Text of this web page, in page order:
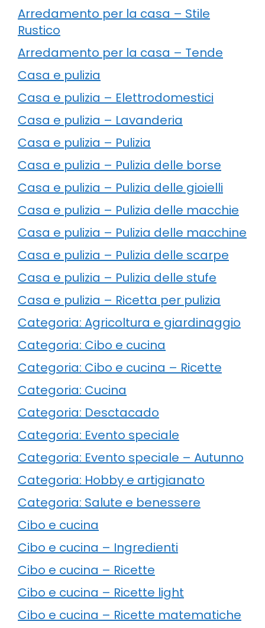
Arredamento per la casa – Stile
Rustico
Arredamento per la casa – Tende
Casa e pulizia
Casa e pulizia – Elettrodomestici
Casa e pulizia – Lavanderia
Casa e pulizia – Pulizia
Casa e pulizia – Pulizia delle borse
Casa e pulizia – Pulizia delle gioielli
Casa e pulizia – Pulizia delle macchie
Casa e pulizia – Pulizia delle macchine
Casa e pulizia – Pulizia delle scarpe
Casa e pulizia – Pulizia delle stufe
Casa e pulizia – Ricetta per pulizia
Categoria: Agricoltura e giardinaggio
Categoria: Cibo e cucina
Categoria: Cibo e cucina – Ricette
Categoria: Cucina
Categoria: Desctacado
Categoria: Evento speciale
Categoria: Evento speciale – Autunno
Categoria: Hobby e artigianato
Categoria: Salute e benessere
Cibo e cucina
Cibo e cucina – Ingredienti
Cibo e cucina – Ricette
Cibo e cucina – Ricette light
Cibo e cucina – Ricette matematiche